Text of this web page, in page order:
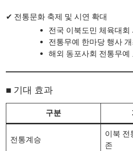
✔ 전통문화 축제 및 시연 확대
전국 이북도민 체육대회
전통무예 한마당 행사 개
해외 동포사회 전통무예
■ 기대 효과
구분
전통계승
이북 전
존